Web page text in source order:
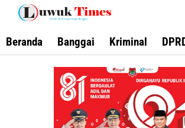
Lewati
konten
Beranda Banggai Kriminal